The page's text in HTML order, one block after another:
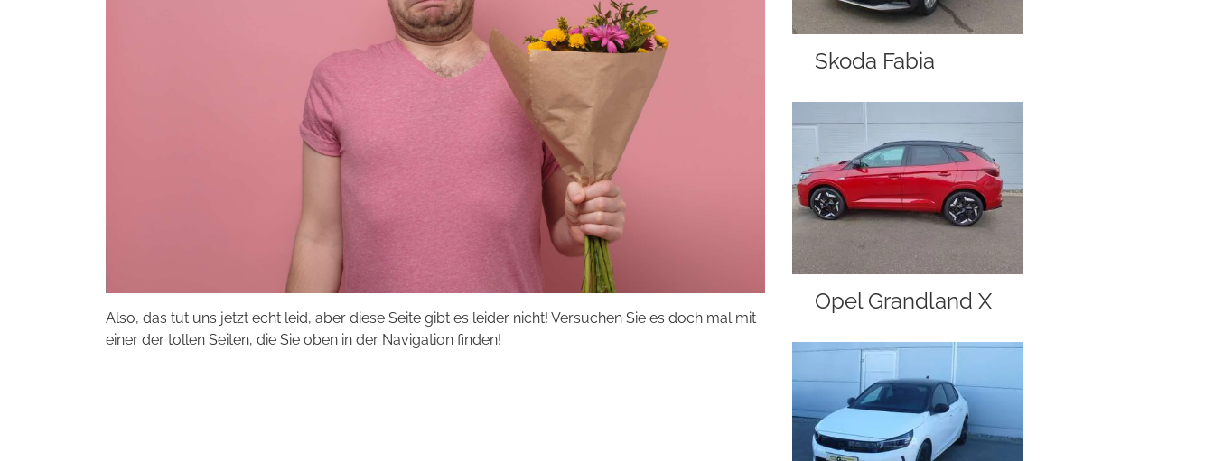
Also, das tut uns jetzt echt leid, aber diese Seite gibt es leider nicht! Versuchen Sie es doch mal mit
einer der tollen Seiten, die Sie oben in der Navigation finden!
Skoda Fabia
Opel Grandland X